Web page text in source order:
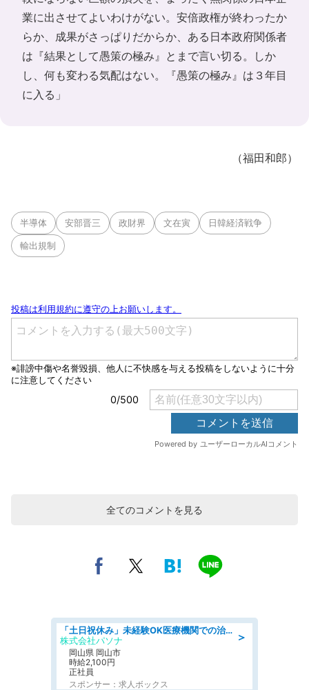
業に出させてよいわけがない。安倍政権が終わったか
らか、成果がさっぱりだからか、ある日本政府関係者
は『結果として愚策の極み』とまで言い切る。しか
し、何も変わる気配はない。『愚策の極み』は３年目
に入る」
（福田和郎）
半導体 安部晋三 政財界 文在寅 日韓経済戦争
輸出規制
全てのコメントを見る
＞
「土日祝休み」未経験OK医療機関での治験コーディネーターのお仕事
株式会社パソナ
岡山県 岡山市
時給2,100円
正社員
スポンサー：求人ボックス